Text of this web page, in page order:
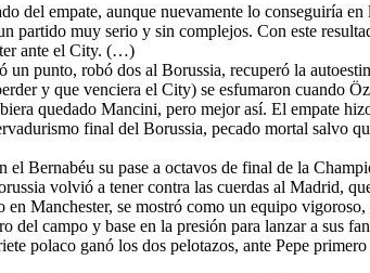
del empate, aunque nuevamente lo conseguiría
partido muy serio y sin complejos. Con este
ante el City. (…)
punto, robó dos al Borussia, recuperó la
y que venciera el City) se esfumaron cuando
quedado Mancini, pero mejor así. El empate
final del Borussia, pecado mortal salvo
Bernabéu su pase a octavos de final de la
volvió a tener contra las cuerdas al Madrid,
Manchester, se mostró como un equipo
campo y base en la presión para lanzar a sus
polaco ganó los dos pelotazos, ante Pepe